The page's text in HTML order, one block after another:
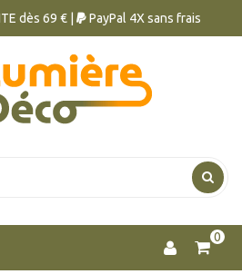
dès 69 € | PayPal 4X sans frais
0